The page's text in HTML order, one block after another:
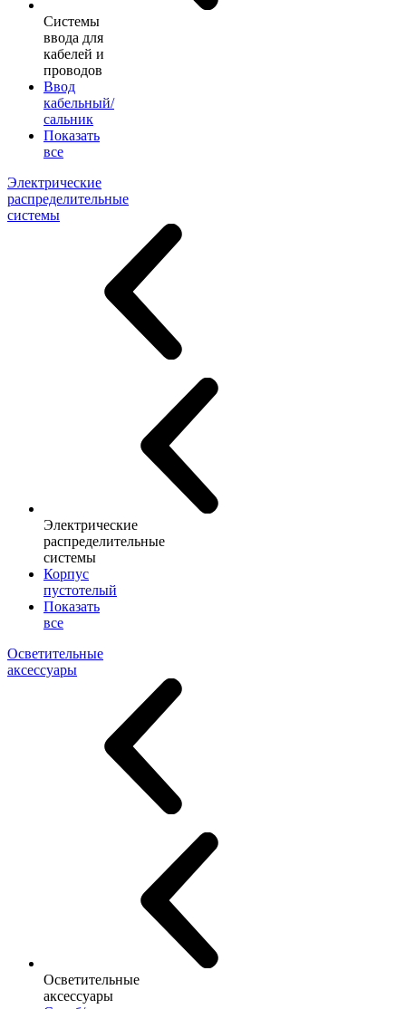
Системы
ввода для
кабелей и
проводов
Ввод
кабельный/
сальник
Показать
все
Электрические
распределительные
системы
Электрические
распределительные
системы
Корпус
пустотелый
Показать
все
Осветительные
аксессуары
Осветительные
аксессуары